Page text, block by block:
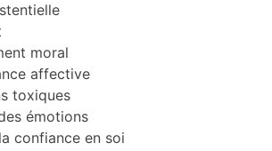
moral
affective
toxiques
émotions
confiance en soi